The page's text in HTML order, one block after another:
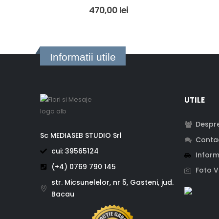
5.00out of 5
470,00 lei
Informatii utile
Sc MEDIASEB STUDIO Srl
cui: 39565124
(+4) 0769 790 145
str. Micsunelelor, nr 5, Gasteni, jud.
Bacau
UTILE
Foto